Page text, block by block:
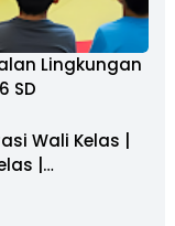
Lingkungan
SD
Wali Kelas |
|
Guru